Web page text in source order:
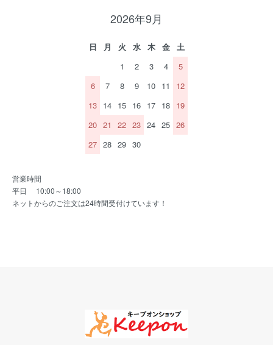
2026年9月
日 月 火 水 木 金
土
1
2 3 4
5
6
7 8 9 10 11
12
13 14 15 16 17 18 19
20 21 22 23 24 25 26
27 28 29 30
営業時間
平日 10:00～18:00
ネットからのご注文は24時間受付けています！